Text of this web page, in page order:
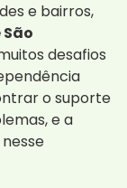
e bairros,
desafios
o suporte
e a